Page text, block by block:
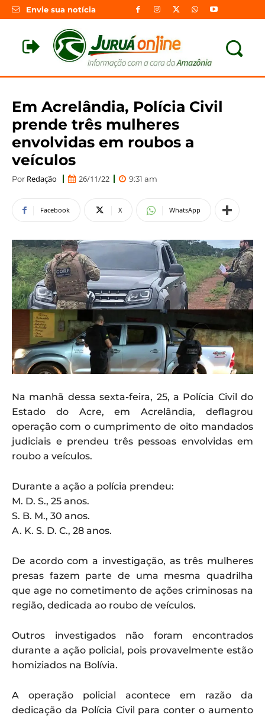
Envie sua notícia
Em Acrelândia, Polícia Civil
prende três mulheres
envolvidas em roubos a
veículos
Por Redação 26/11/22 9:31 am
Facebook X WhatsApp
Na manhã dessa sexta-feira, 25, a Polícia Civil do
Estado do Acre, em Acrelândia, deflagrou
operação com o cumprimento de oito mandados
judiciais e prendeu três pessoas envolvidas em
roubo a veículos.
Durante a ação a polícia prendeu:
M. D. S., 25 anos.
S. B. M., 30 anos.
A. K. S. D. C., 28 anos.
De acordo com a investigação, as três mulheres
presas fazem parte de uma mesma quadrilha
que age no cometimento de ações criminosas na
região, dedicada ao roubo de veículos.
Outros investigados não foram encontrados
durante a ação policial, pois provavelmente estão
homiziados na Bolívia.
A operação policial acontece em razão da
dedicação da Polícia Civil para conter o aumento